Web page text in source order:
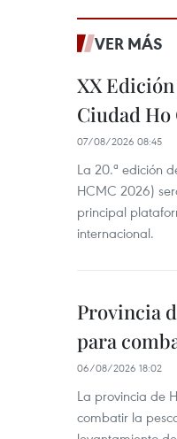
VER MÁS
XX
Ciudad
07/08/2026 08:45
La 20.ª edición
HCMC 2026)
principal
internacional.
Provincia
para
06/08/2026 18:02
La provincia de
combatir la